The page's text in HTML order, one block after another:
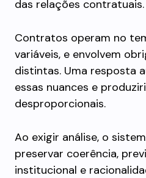
das relações contratuais.
Contratos operam no
variáveis, e envolvem
distintas. Uma resposta
essas nuances e
desproporcionais.
Ao exigir análise, o
preservar coerência,
institucional e